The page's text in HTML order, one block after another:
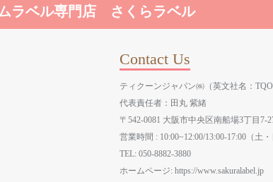
ラベル専門店 さくらラベル
Contact Us
ティクーンジャパン㈱（英文社名：
代表責任者：田丸 紫緒
〒542-0081 大阪市中央区南船場3丁目7-
営業時間 : 10:00~12:00/13:00-17:00（土
TEL: 050-8882-3880
ホームページ: https://www.sakuralabel.jp